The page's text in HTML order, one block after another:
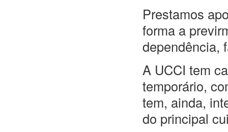
Prestamos
forma a
dependência,
A UCCI tem
temporário,
tem, ainda,
do principal